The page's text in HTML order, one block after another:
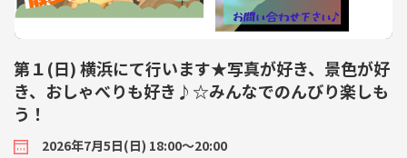
第１(日) 横浜にて行います★写真が好き、景色が好
き、おしゃべりも好き♪☆みんなでのんびり楽しも
う！
2026年7月5日(日) 18:00〜20:00